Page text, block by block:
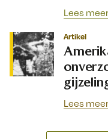
Lees
Artikel
Lees